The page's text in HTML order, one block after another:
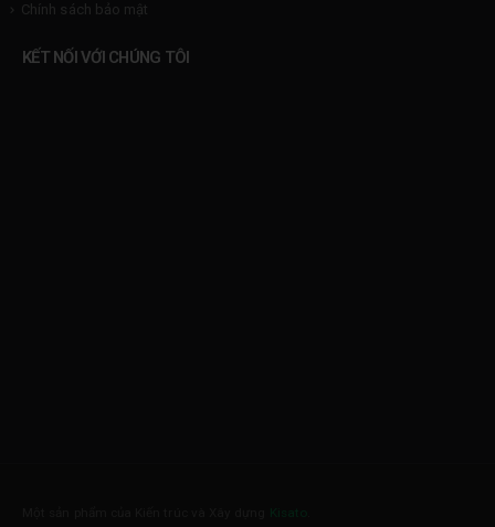
Chính sách bảo mật
KẾT NỐI VỚI CHÚNG TÔI
Kisato